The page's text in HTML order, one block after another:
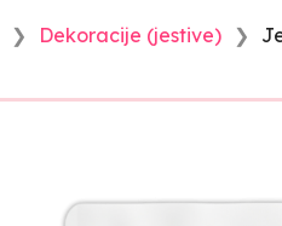
Dekoracije (jestive)